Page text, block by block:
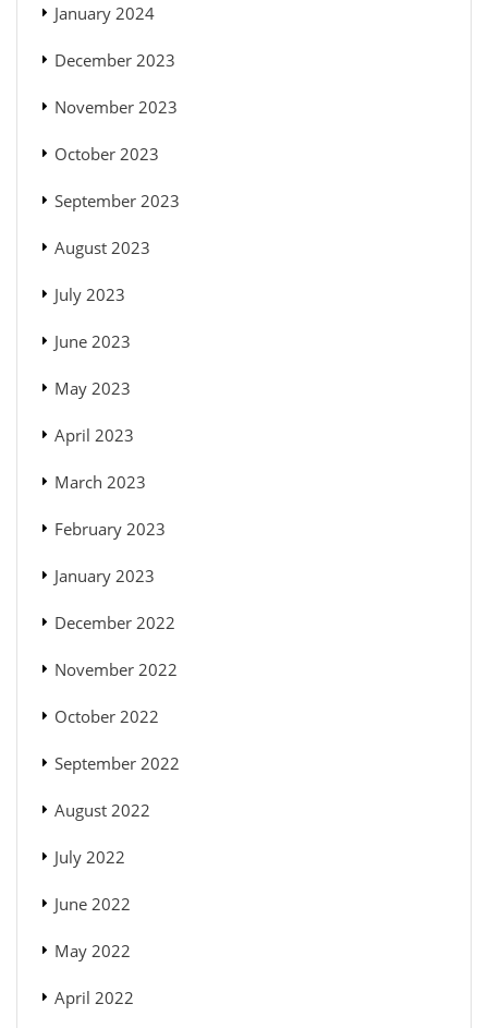
January 2024
December 2023
November 2023
October 2023
September 2023
August 2023
July 2023
June 2023
May 2023
April 2023
March 2023
February 2023
January 2023
December 2022
November 2022
October 2022
September 2022
August 2022
July 2022
June 2022
May 2022
April 2022